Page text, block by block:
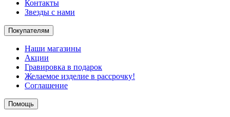
Контакты
Звезды с нами
Покупателям
Наши магазины
Акции
Гравировка в подарок
Желаемое изделие в рассрочку!
Соглашение
Помощь